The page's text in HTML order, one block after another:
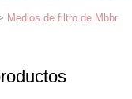
Medios de filtro de Mbbr